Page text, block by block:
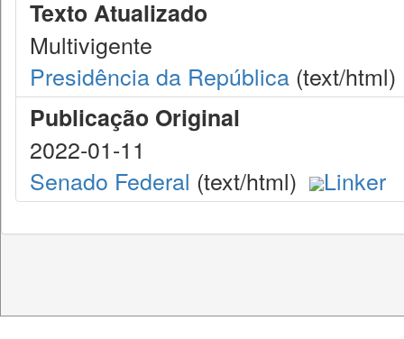
Texto Atualizado
Multivigente
Presidência da República (text/html)
Publicação Original
2022-01-11
Senado Federal (text/html) Linker